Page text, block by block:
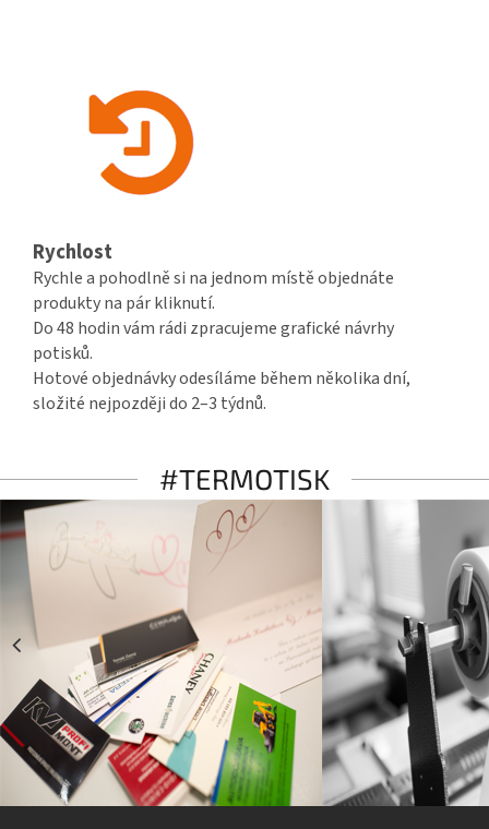
Rychlost
Rychle a pohodlně si na jednom místě objednáte
produkty na pár kliknutí.
Do 48 hodin vám rádi zpracujeme grafické návrhy
potisků.
Hotové objednávky odesíláme během několika dní,
složité nejpozději do 2–3 týdnů.
#TERMOTISK